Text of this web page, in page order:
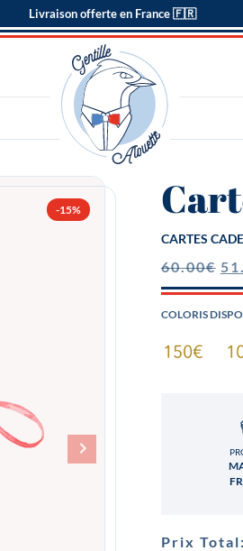
Livraison offerte en France 🇫🇷
-15%
CARTES
60.00€
COLORIS
Prix Total: